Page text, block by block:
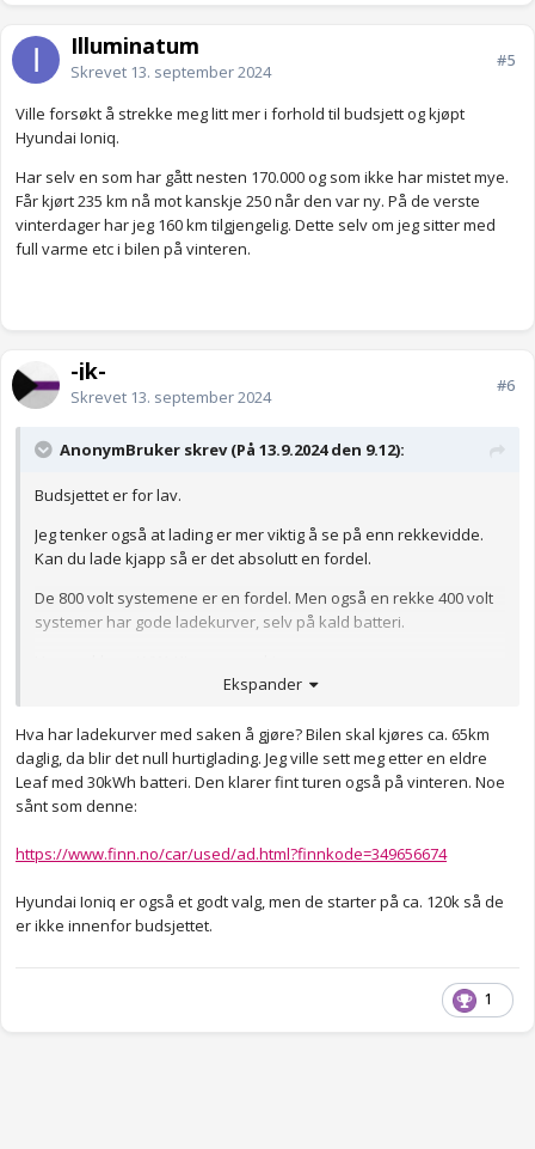
Illuminatum
Skrevet 13. september 2024
#5
Ville forsøkt å strekke meg litt mer i forhold til budsjett og kjøpt
Hyundai Ioniq.
Har selv en som har gått nesten 170.000 og som ikke har mistet mye.
Får kjørt 235 km nå mot kanskje 250 når den var ny. På de verste
vinterdager har jeg 160 km tilgjengelig. Dette selv om jeg sitter med
full varme etc i bilen på vinteren.
-jk-
Skrevet 13. september 2024
#6
AnonymBruker skrev (På 13.9.2024 den 9.12):
Budsjettet er for lav.
Jeg tenker også at lading er mer viktig å se på enn rekkevidde.
Kan du lade kjapp så er det absolutt en fordel.
De 800 volt systemene er en fordel. Men også en rekke 400 volt
systemer har gode ladekurver, selv på kald batteri.
Ekspander
Hva har ladekurver med saken å gjøre? Bilen skal kjøres ca. 65km
daglig, da blir det null hurtiglading. Jeg ville sett meg etter en eldre
Leaf med 30kWh batteri. Den klarer fint turen også på vinteren. Noe
sånt som denne:
https://www.finn.no/car/used/ad.html?finnkode=349656674
Hyundai Ioniq er også et godt valg, men de starter på ca. 120k så de
er ikke innenfor budsjettet.
1